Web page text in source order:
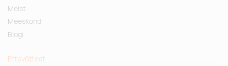
Meist
Meeskond
Blogi
Ettevõttest